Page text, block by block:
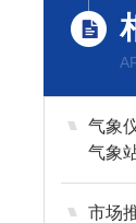
气象
气象
型气
市场